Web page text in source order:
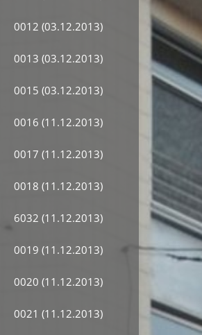
0012 (03.12.2013)
0013 (03.12.2013)
0015 (03.12.2013)
0016 (11.12.2013)
0017 (11.12.2013)
0018 (11.12.2013)
6032 (11.12.2013)
0019 (11.12.2013)
0020 (11.12.2013)
0021 (11.12.2013)